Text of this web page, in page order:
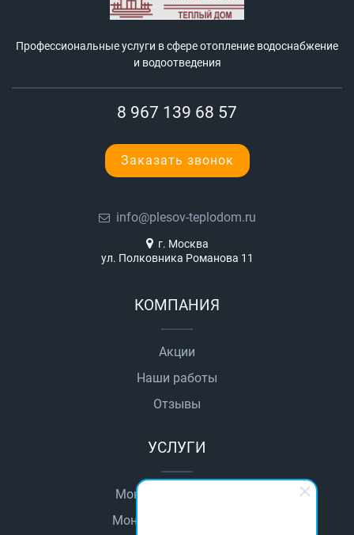
Профессиональные услуги в сфере отопление водоснабжение
и водоотведения
8 967 139 68 57
Заказать звонок
info@plesov-teplodom.ru
г. Москва
ул. Полковника Романова 11
КОМПАНИЯ
Акции
Наши работы
Отзывы
УСЛУГИ
Монтаж автоматики
Монтаж водопровода